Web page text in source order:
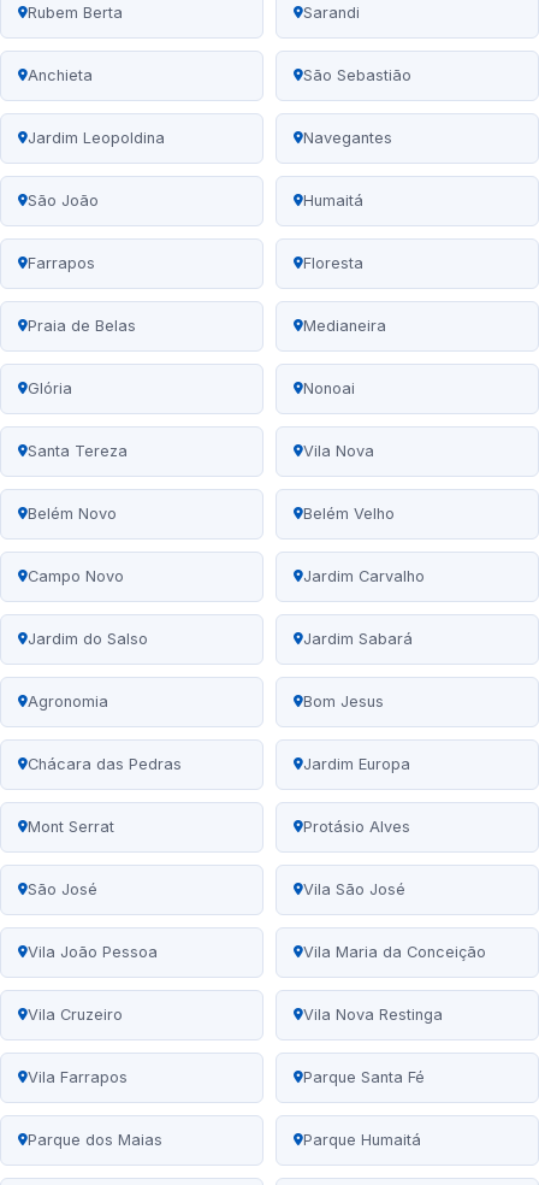
Rubem Berta Sarandi
Anchieta São Sebastião
Jardim Leopoldina Navegantes
São João Humaitá
Farrapos Floresta
Praia de Belas Medianeira
Glória Nonoai
Santa Tereza Vila Nova
Belém Novo Belém Velho
Campo Novo Jardim Carvalho
Jardim do Salso Jardim Sabará
Agronomia Bom Jesus
Chácara das Pedras Jardim Europa
Mont Serrat Protásio Alves
São José Vila São José
Vila João Pessoa Vila Maria da Conceição
Vila Cruzeiro Vila Nova Restinga
Vila Farrapos Parque Santa Fé
Parque dos Maias Parque Humaitá